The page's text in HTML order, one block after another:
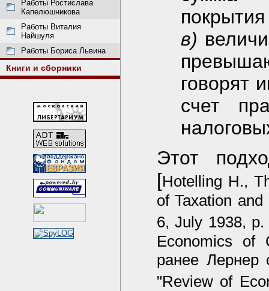
Работы Ростислава
Капелюшникова
Работы Виталия
Найшуля
Работы Бориса Львина
Книги и сборники
в)
говорят
счет
Этот
[Hotelling H.,
of Taxation
6, July 1938, p.
Economics of
ранее Лернер
"Review of